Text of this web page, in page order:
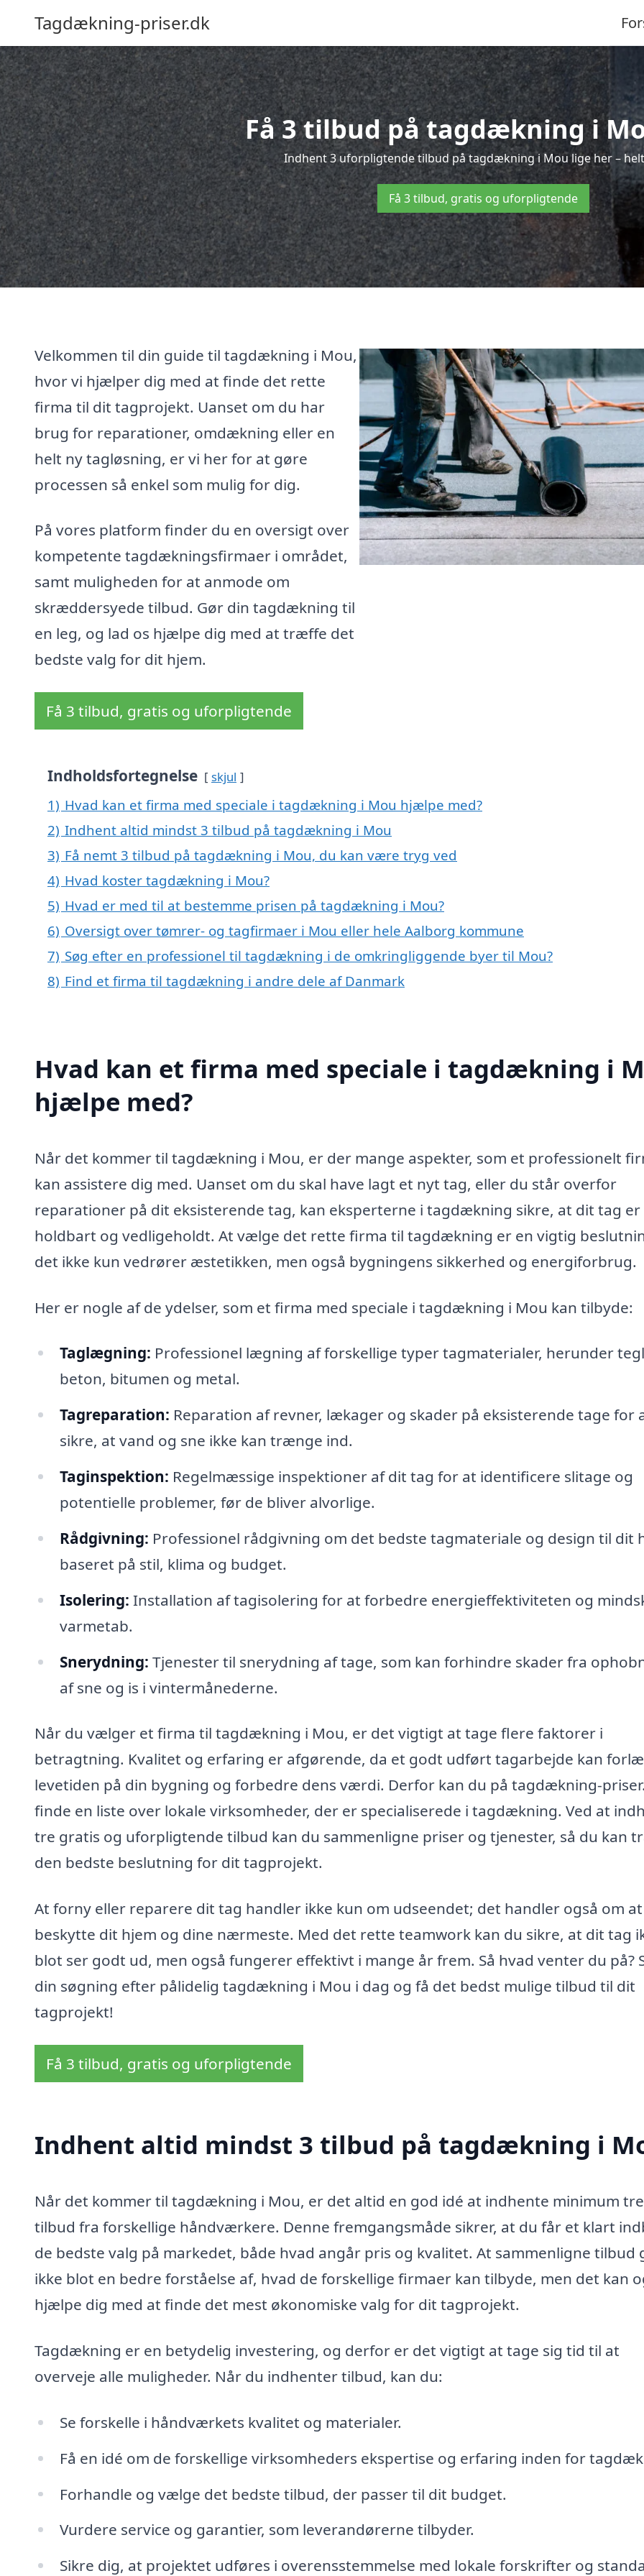
Tagdækning-priser.dk
Få 3 tilbud på tagdækning i
Indhent 3 uforpligtende tilbud på tagdækning i Mou lige her –
Få 3 tilbud, gratis og uforpligtende
Velkommen til din guide til tagdækning i Mou,
hvor vi hjælper dig med at finde det rette
firma til dit tagprojekt. Uanset om du har
brug for reparationer, omdækning eller en
helt ny tagløsning, er vi her for at gøre
processen så enkel som mulig for dig.
På vores platform finder du en oversigt over
kompetente tagdækningsfirmaer i området,
samt muligheden for at anmode om
skræddersyede tilbud. Gør din tagdækning til
en leg, og lad os hjælpe dig med at træffe det
bedste valg for dit hjem.
Få 3 tilbud, gratis og uforpligtende
Indholdsfortegnelse skjul
1) Hvad kan et firma med speciale i tagdækning i Mou hjælpe med?
2) Indhent altid mindst 3 tilbud på tagdækning i Mou
3) Få nemt 3 tilbud på tagdækning i Mou, du kan være tryg ved
4) Hvad koster tagdækning i Mou?
5) Hvad er med til at bestemme prisen på tagdækning i Mou?
6) Oversigt over tømrer- og tagfirmaer i Mou eller hele Aalborg kommune
7) Søg efter en professionel til tagdækning i de omkringliggende byer til Mou?
8) Find et firma til tagdækning i andre dele af Danmark
Hvad kan et firma med speciale i tagdækning i
hjælpe med?
Når det kommer til tagdækning i Mou, er der mange aspekter, som et professionelt
kan assistere dig med. Uanset om du skal have lagt et nyt tag, eller du står overfor
reparationer på dit eksisterende tag, kan eksperterne i tagdækning sikre, at dit tag er
holdbart og vedligeholdt. At vælge det rette firma til tagdækning er en vigtig
det ikke kun vedrører æstetikken, men også bygningens sikkerhed og energiforbrug.
Her er nogle af de ydelser, som et firma med speciale i tagdækning i Mou kan tilbyde:
Taglægning: Professionel lægning af forskellige typer tagmaterialer, herunder
beton, bitumen og metal.
Tagreparation: Reparation af revner, lækager og skader på eksisterende tage for
sikre, at vand og sne ikke kan trænge ind.
Taginspektion: Regelmæssige inspektioner af dit tag for at identificere slitage og
potentielle problemer, før de bliver alvorlige.
Rådgivning: Professionel rådgivning om det bedste tagmateriale og design til dit
baseret på stil, klima og budget.
Isolering: Installation af tagisolering for at forbedre energieffektiviteten og
varmetab.
Snerydning: Tjenester til snerydning af tage, som kan forhindre skader fra
af sne og is i vintermånederne.
Når du vælger et firma til tagdækning i Mou, er det vigtigt at tage flere faktorer i
betragtning. Kvalitet og erfaring er afgørende, da et godt udført tagarbejde kan
levetiden på din bygning og forbedre dens værdi. Derfor kan du på tagdækning-
finde en liste over lokale virksomheder, der er specialiserede i tagdækning. Ved at
tre gratis og uforpligtende tilbud kan du sammenligne priser og tjenester, så du kan
den bedste beslutning for dit tagprojekt.
At forny eller reparere dit tag handler ikke kun om udseendet; det handler også om at
beskytte dit hjem og dine nærmeste. Med det rette teamwork kan du sikre, at dit tag
blot ser godt ud, men også fungerer effektivt i mange år frem. Så hvad venter du på?
din søgning efter pålidelig tagdækning i Mou i dag og få det bedst mulige tilbud til dit
tagprojekt!
Få 3 tilbud, gratis og uforpligtende
Indhent altid mindst 3 tilbud på tagdækning i
Når det kommer til tagdækning i Mou, er det altid en god idé at indhente minimum tre
tilbud fra forskellige håndværkere. Denne fremgangsmåde sikrer, at du får et klart
de bedste valg på markedet, både hvad angår pris og kvalitet. At sammenligne tilbud
ikke blot en bedre forståelse af, hvad de forskellige firmaer kan tilbyde, men det kan
hjælpe dig med at finde det mest økonomiske valg for dit tagprojekt.
Tagdækning er en betydelig investering, og derfor er det vigtigt at tage sig tid til at
overveje alle muligheder. Når du indhenter tilbud, kan du:
Se forskelle i håndværkets kvalitet og materialer.
Få en idé om de forskellige virksomheders ekspertise og erfaring inden for
Forhandle og vælge det bedste tilbud, der passer til dit budget.
Vurdere service og garantier, som leverandørerne tilbyder.
Sikre dig, at projektet udføres i overensstemmelse med lokale forskrifter og